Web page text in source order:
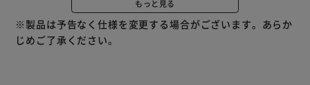
冷効果を実現します。ホットもアイスも一日中お好みの温度
で。
・漏れ防止設計－特別設計の蓋がしっかり閉まり、バッグの
もっと見る
※製品は予告なく仕様を変更する場合がございます。あらか
じめご了承ください。